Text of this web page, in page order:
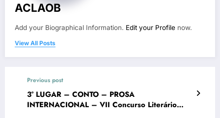
ACLAOB
Add your Biographical Information. Edit your Profile now.
View All Posts
Previous post
3° LUGAR – CONTO – PROSA
INTERNACIONAL – VII Concurso Literário